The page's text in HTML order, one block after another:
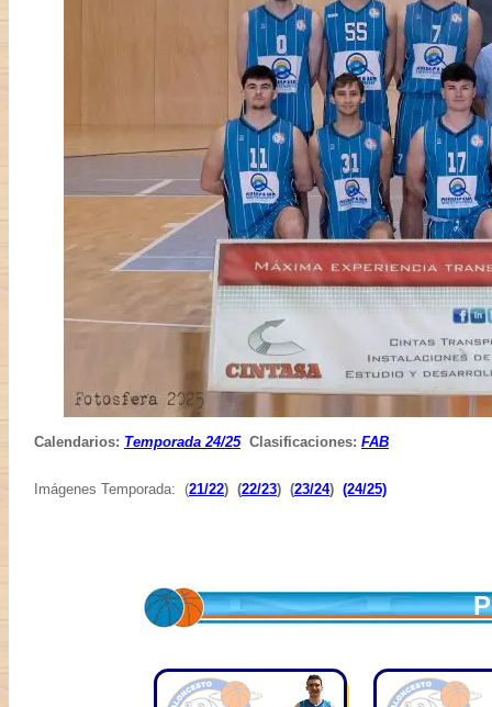
Calendarios: Temporada 24/25Clasificaciones: FAB
Imágenes Temporada: (21/22) (22/23) (23/24) (24/25)